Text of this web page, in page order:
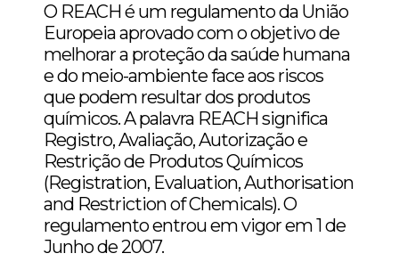
O REACH é um regulamento da União
Europeia aprovado com o objetivo de
melhorar a proteção da saúde humana
e do meio-ambiente face aos riscos
que podem resultar dos produtos
químicos. A palavra REACH significa
Registro, Avaliação, Autorização e
Restrição de Produtos Químicos
(Registration, Evaluation, Authorisation
and Restriction of Chemicals). O
regulamento entrou em vigor em 1 de
Junho de 2007.